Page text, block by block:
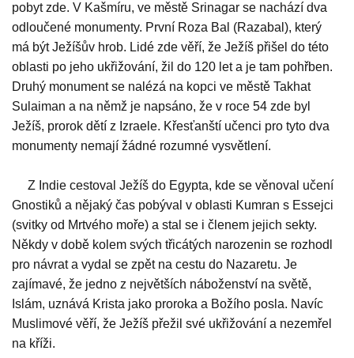
pobyt zde. V Kašmíru, ve městě Srinagar se nachází dva
odloučené monumenty. První Roza Bal (Razabal), který
má být Ježíšův hrob. Lidé zde věří, že Ježíš přišel do této
oblasti po jeho ukřižování, žil do 120 let a je tam pohřben.
Druhý monument se nalézá na kopci ve městě Takhat
Sulaiman a na němž je napsáno, že v roce 54 zde byl
Ježíš, prorok dětí z Izraele. Křesťanští učenci pro tyto dva
monumenty nemají žádné rozumné vysvětlení.
Z Indie cestoval Ježíš do Egypta, kde se věnoval učení
Gnostiků a nějaký čas pobýval v oblasti Kumran s Essejci
(svitky od Mrtvého moře) a stal se i členem jejich sekty.
Někdy v době kolem svých třicátých narozenin se rozhodl
pro návrat a vydal se zpět na cestu do Nazaretu. Je
zajímavé, že jedno z největších náboženství na světě,
Islám, uznává Krista jako proroka a Božího posla. Navíc
Muslimové věří, že Ježíš přežil své ukřižování a nezemřel
na kříži.